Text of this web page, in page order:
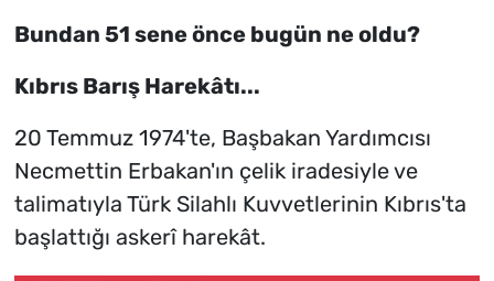
Bundan 51 sene önce bugün ne oldu?
Kıbrıs Barış Harekâtı...
20 Temmuz 1974'te, Başbakan Yardımcısı
Necmettin Erbakan'ın çelik iradesiyle ve
talimatıyla Türk Silahlı Kuvvetlerinin Kıbrıs'ta
başlattığı askerî harekât.